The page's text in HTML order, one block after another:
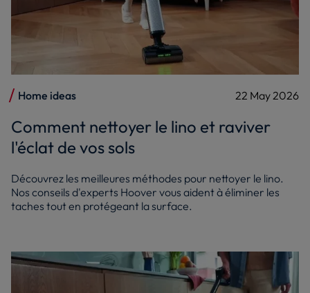
Home ideas 22 May 2026
Comment nettoyer le lino et raviver
l'éclat de vos sols
Découvrez les meilleures méthodes pour nettoyer le lino.
Nos conseils d'experts Hoover vous aident à éliminer les
taches tout en protégeant la surface.